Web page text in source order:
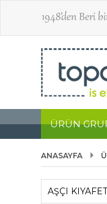
1948’den Beri
ÜRÜN
ANASAYFA
AŞÇI